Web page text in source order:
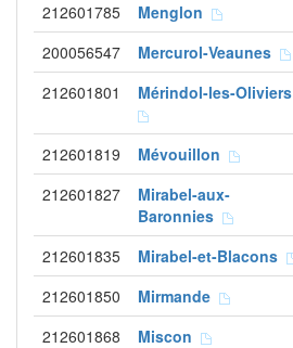
212601785 Menglon
200056547 Mercurol-Veaunes
212601801 Mérindol-les-Oliviers
212601819 Mévouillon
212601827
Mirabel-aux-
Baronnies
212601835 Mirabel-et-Blacons
212601850 Mirmande
212601868 Miscon